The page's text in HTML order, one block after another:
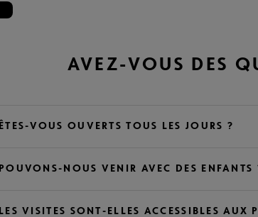
AVEZ-VOUS DES
ÊTES-VOUS OUVERTS TOUS LES JOURS ?
POUVONS-NOUS VENIR AVEC DES ENFANTS
LES VISITES SONT-ELLES ACCESSIBLES AUX